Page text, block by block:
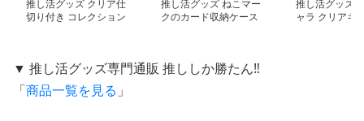
推し活グッズ クリア仕
切り付き コレクション
推し活グッズ ねこマー
クのカード収納ケース
推し活グッズ
ャラ クリアキ
▼ 推し活グッズ専門通販 推ししか勝たん‼
「商品一覧を見る 」